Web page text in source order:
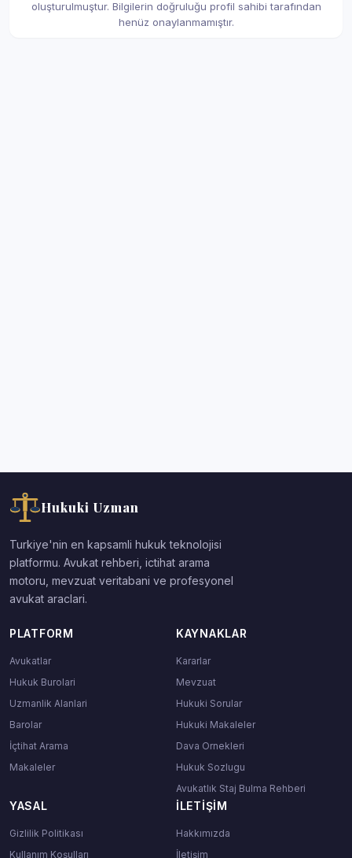
oluşturulmuştur. Bilgilerin doğruluğu profil sahibi tarafından
henüz onaylanmamıştır.
Hukuki Uzman
Turkiye'nin en kapsamli hukuk teknolojisi
platformu. Avukat rehberi, ictihat arama
motoru, mevzuat veritabani ve profesyonel
avukat araclari.
PLATFORM
Avukatlar
Hukuk Burolari
Uzmanlik Alanlari
Barolar
İçtihat Arama
Makaleler
KAYNAKLAR
Kararlar
Mevzuat
Hukuki Sorular
Hukuki Makaleler
Dava Ornekleri
Hukuk Sozlugu
Avukatlık Staj Bulma Rehberi
YASAL
Gizlilik Politikası
Kullanım Koşulları
İLETIŞIM
Hakkımızda
İletişim